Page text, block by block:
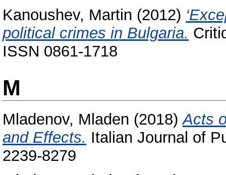
Kanoushev, Martin (2012)
political crimes in Bulgaria.
ISSN 0861-1718
M
Mladenov, Mladen (2018)Acts
and Effects. Italian Journal of
2239-8279